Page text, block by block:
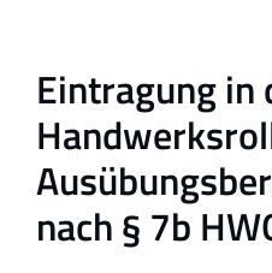
Eintragung in
nach § 7b